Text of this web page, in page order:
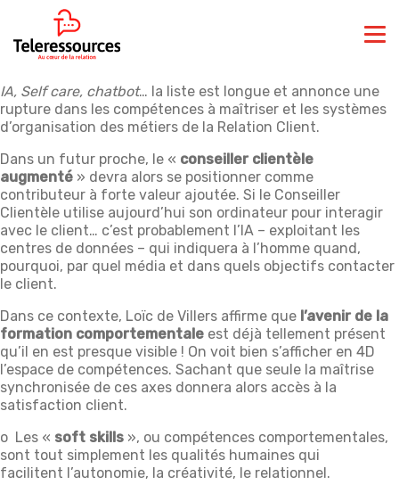
IA, Self care, chatbot… la liste est longue et annonce une
rupture dans les compétences à maîtriser et les systèmes
d’organisation des métiers de la Relation Client.
Dans un futur proche, le « conseiller clientèle
augmenté » devra alors se positionner comme
contributeur à forte valeur ajoutée. Si le Conseiller
Clientèle utilise aujourd’hui son ordinateur pour interagir
avec le client… c’est probablement l’IA – exploitant les
centres de données – qui indiquera à l’homme quand,
pourquoi, par quel média et dans quels objectifs contacter
le client.
Dans ce contexte, Loïc de Villers affirme que l’avenir de la
formation comportementale est déjà tellement présent
qu’il en est presque visible ! On voit bien s’afficher en 4D
l’espace de compétences. Sachant que seule la maîtrise
synchronisée de ces axes donnera alors accès à la
satisfaction client.
o Les « soft skills », ou compétences comportementales,
sont tout simplement les qualités humaines qui
facilitent l’autonomie, la créativité, le relationnel.